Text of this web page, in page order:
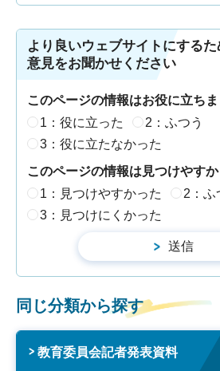
より良いウェブサイトにする
意見をお聞かせください
このページの情報はお役に立ち
1：役に立った
2：ふつう
3：役に立たなかった
このページの情報は見つけやす
1：見つけやすかった
2：ふ
3：見つけにくかった
同じ分類から探す
教育委員会記者発表資料